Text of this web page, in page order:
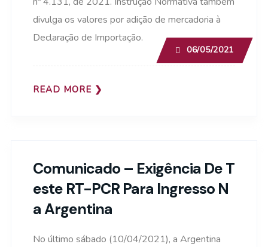
06/05/2021
divulga os valores por adição de mercadoria à
Declaração de Importação.
READ MORE
Comunicado – Exigência De T
Este RT-PCR Para Ingresso N
A Argentina
No último sábado (10/04/2021), a Argentina